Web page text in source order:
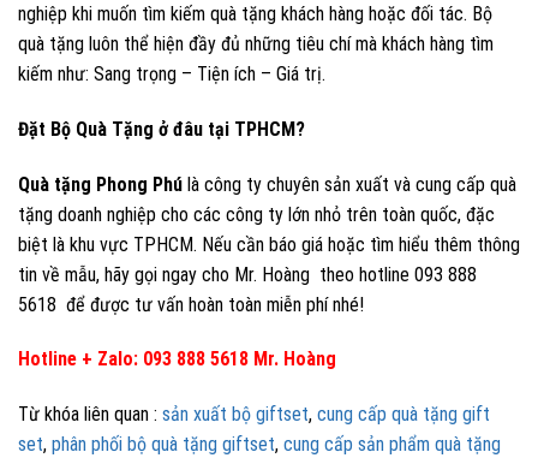
nghiệp khi muốn tìm kiếm quà tặng khách hàng hoặc đối tác. Bộ
quà tặng luôn thể hiện đầy đủ những tiêu chí mà khách hàng tìm
kiếm như: Sang trọng – Tiện ích – Giá trị.
Đặt Bộ Quà Tặng ở đâu tại TPHCM?
Quà tặng Phong Phú là công ty chuyên sản xuất và cung cấp quà
tặng doanh nghiệp cho các công ty lớn nhỏ trên toàn quốc, đặc
biệt là khu vực TPHCM. Nếu cần báo giá hoặc tìm hiểu thêm thông
tin về mẫu, hãy gọi ngay cho Mr. Hoàng theo hotline 093 888
5618 để được tư vấn hoàn toàn miễn phí nhé!
Hotline + Zalo: 093 888 5618 Mr. Hoàng
Từ khóa liên quan : sản xuất bộ giftset, cung cấp quà tặng gift
set, phân phối bộ quà tặng giftset, cung cấp sản phẩm quà tặng